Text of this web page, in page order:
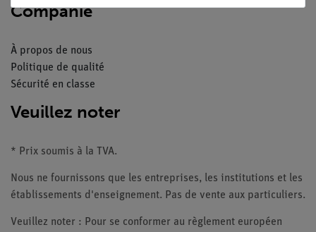
Companie
À propos de nous
Politique de qualité
Sécurité en classe
Veuillez noter
* Prix soumis à la TVA.
Nous ne fournissons que les entreprises, les institutions et les
établissements d'enseignement. Pas de vente aux particuliers.
Veuillez noter : Pour se conformer au règlement européen